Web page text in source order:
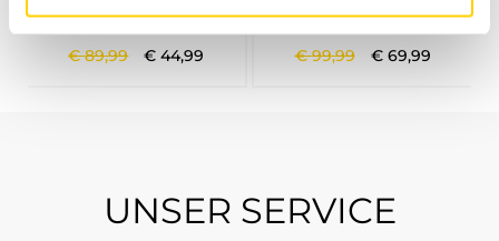
€89,99 €44,99 €99,99 € 69,99
UNSER SERVICE